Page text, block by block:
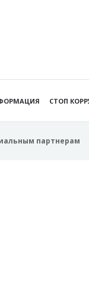
СТОП
партнерам